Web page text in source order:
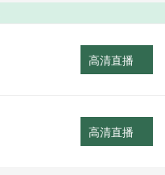
高清直播
高清直播